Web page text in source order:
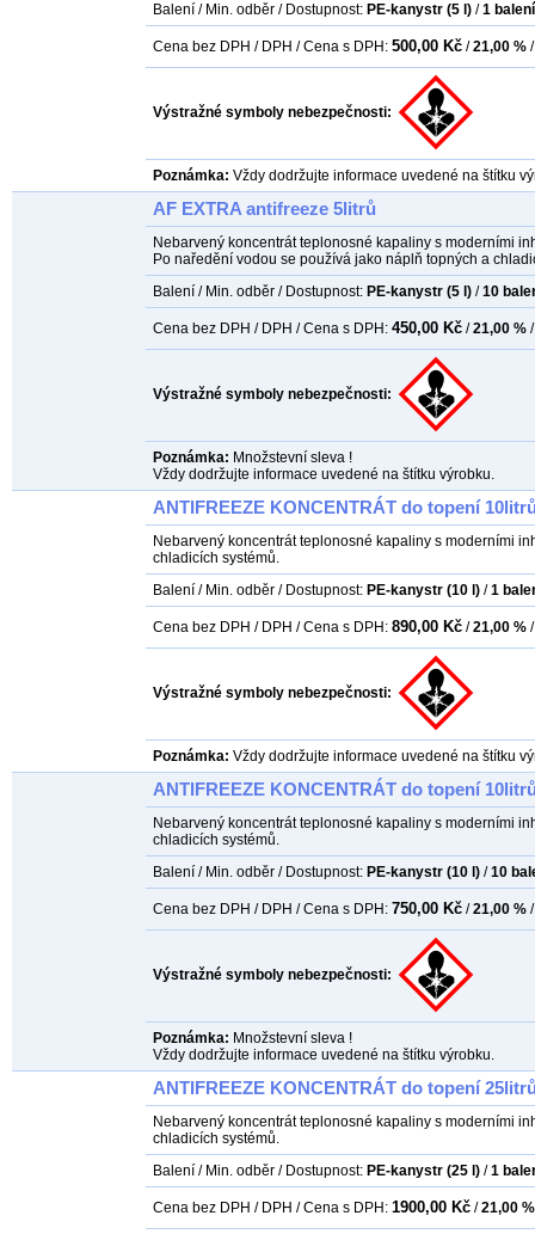
Balení / Min. odběr / Dostupnost: PE-kanystr (5 l) / 1 balení
Cena bez DPH / DPH / Cena s DPH: 500,00 Kč / 21,00 % /
Výstražné symboly nebezpečnosti:
Poznámka: Vždy dodržujte informace uvedené na štítku
AF EXTRA antifreeze 5litrů
Nebarvený koncentrát teplonosné kapaliny s moderními
Po naředění vodou se používá jako náplň topných a
Balení / Min. odběr / Dostupnost: PE-kanystr (5 l) / 10
Cena bez DPH / DPH / Cena s DPH: 450,00 Kč / 21,00 % /
Výstražné symboly nebezpečnosti:
Poznámka: Množstevní sleva !
Vždy dodržujte informace uvedené na štítku výrobku.
ANTIFREEZE KONCENTRÁT do topení
Nebarvený koncentrát teplonosné kapaliny s moderními
chladicích systémů.
Balení / Min. odběr / Dostupnost: PE-kanystr (10 l) / 1
Cena bez DPH / DPH / Cena s DPH: 890,00 Kč / 21,00 % /
Výstražné symboly nebezpečnosti:
Poznámka: Vždy dodržujte informace uvedené na štítku
ANTIFREEZE KONCENTRÁT do topení
Nebarvený koncentrát teplonosné kapaliny s moderními
chladicích systémů.
Balení / Min. odběr / Dostupnost: PE-kanystr (10 l) / 10
Cena bez DPH / DPH / Cena s DPH: 750,00 Kč / 21,00 % /
Výstražné symboly nebezpečnosti:
Poznámka: Množstevní sleva !
Vždy dodržujte informace uvedené na štítku výrobku.
ANTIFREEZE KONCENTRÁT do topení
Nebarvený koncentrát teplonosné kapaliny s moderními
chladicích systémů.
Balení / Min. odběr / Dostupnost: PE-kanystr (25 l) / 1
Cena bez DPH / DPH / Cena s DPH: 1900,00 Kč / 21,00 %